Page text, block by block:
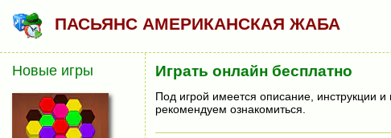
ПАСЬЯНС АМЕРИКАНСКАЯ ЖАБА
Играть онлайн бесплатно
Под игрой имеется описание, инструкции
рекомендуем ознакомиться.
Новые игры